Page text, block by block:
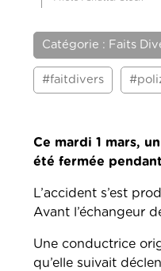
Catégorie : Faits
#faitdivers
Ce mardi 1 mars,
été fermée
L’accident s’est
Avant l’échangeur
Une conductrice
qu’elle suivait